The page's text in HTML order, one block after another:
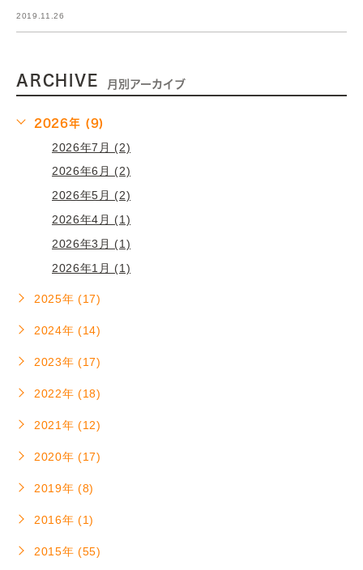
2019.11.26
ARCHIVE 月別アーカイブ
2026年 (9)
2026年7月 (2)
2026年6月 (2)
2026年5月 (2)
2026年4月 (1)
2026年3月 (1)
2026年1月 (1)
2025年 (17)
2024年 (14)
2023年 (17)
2022年 (18)
2021年 (12)
2020年 (17)
2019年 (8)
2016年 (1)
2015年 (55)